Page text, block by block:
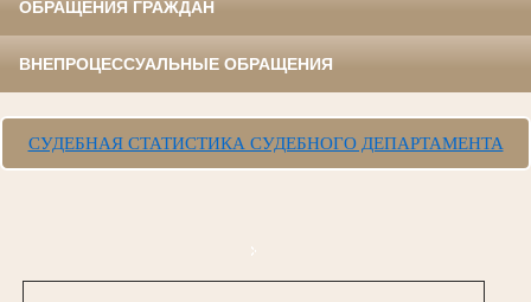
ОБРАЩЕНИЯ ГРАЖДАН
ВНЕПРОЦЕССУАЛЬНЫЕ ОБРАЩЕНИЯ
СУДЕБНАЯ СТАТИСТИКА СУДЕБНОГО ДЕПАРТАМЕНТА